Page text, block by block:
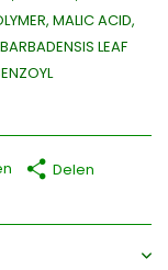
MALIC ACID,
LEAF
Delen